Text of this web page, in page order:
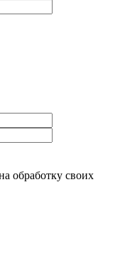
обработку своих